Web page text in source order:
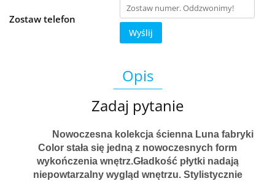
Zostaw telefon
Wyślij
Opis
Zadaj pytanie
Nowoczesna kolekcja ścienna Luna fabryki
Color stała się jedną z nowoczesnych form
wykończenia wnętrz.Gładkość płytki nadają
niepowtarzalny wygląd wnętrzu. Stylistycznie